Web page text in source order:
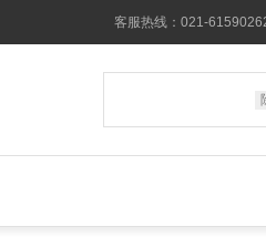
客服热线：021-